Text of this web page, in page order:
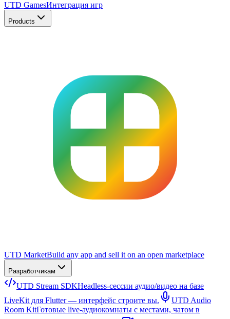
UTD GamesИнтеграция игр
Products
UTD MarketBuild any app and sell it on an open marketplace
Разработчикам
UTD Stream SDKHeadless-сессии аудио/видео на базе
LiveKit для Flutter — интерфейс строите вы.
UTD Audio
Room KitГотовые live-аудиокомнаты с местами, чатом в